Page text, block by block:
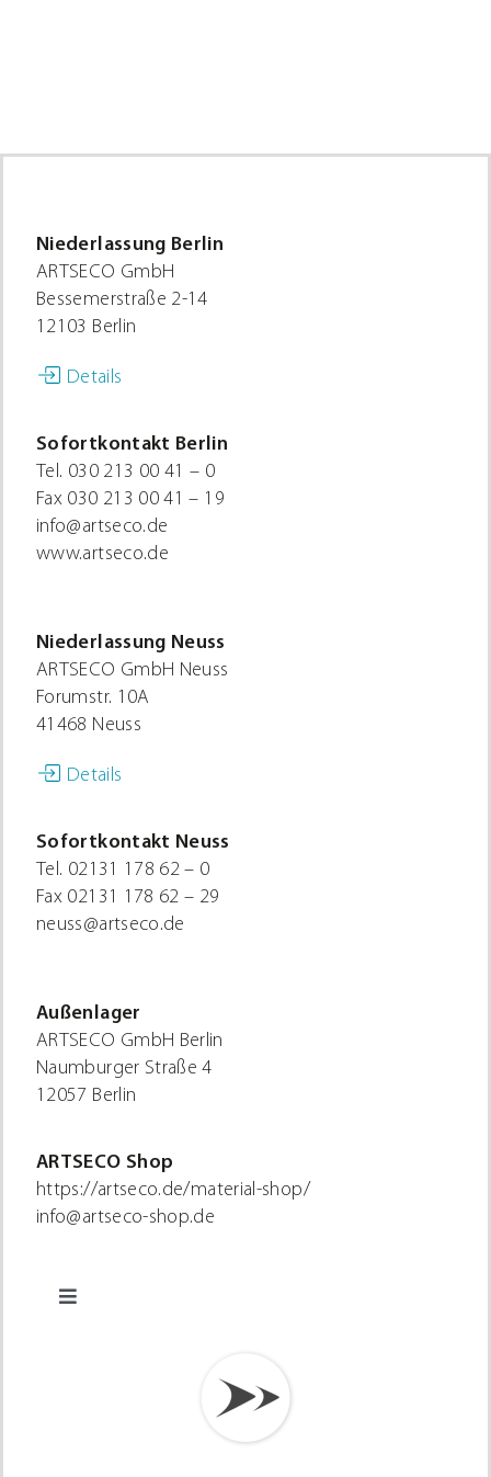
Niederlassung Berlin
ARTSECO GmbH
Bessemerstraße 2-14
12103 Berlin
Details
Sofortkontakt Berlin
Tel. 030 213 00 41 – 0
Fax 030 213 00 41 – 19
info@artseco.de
www.artseco.de
Niederlassung Neuss
ARTSECO GmbH Neuss
Forumstr. 10A
41468 Neuss
Details
Sofortkontakt Neuss
Tel. 02131 178 62 – 0
Fax 02131 178 62 – 29
neuss@artseco.de
Außenlager
ARTSECO GmbH Berlin
Naumburger Straße 4
12057 Berlin
ARTSECO Shop
https://artseco.de/material-shop/
info@artseco-shop.de
Toggle